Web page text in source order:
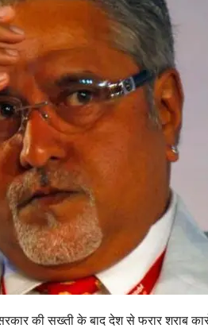
की सख्ती के बाद देश से फरार शराब